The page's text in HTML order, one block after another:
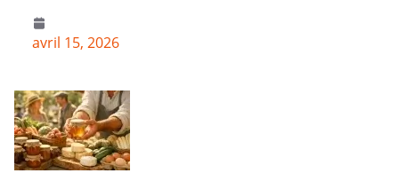
avril 15, 2026